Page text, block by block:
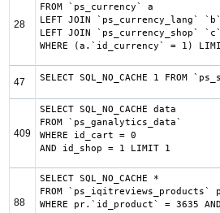
28
FROM `ps_currency` a
LEFT JOIN `ps_currency_lang`
LEFT JOIN
WHERE (a.`id_currency` = 1)
47 SELECT SQL_NO_CACHE 1
409
SELECT SQL_NO_CACHE data
FROM `ps_ganalytics_data`
WHERE id_cart = 0
AND id_shop = 1 LIMIT 1
88
SELECT SQL_NO_CACHE *
FROM `ps_iqitreviews_products`
WHERE pr.`id_product` = 3635